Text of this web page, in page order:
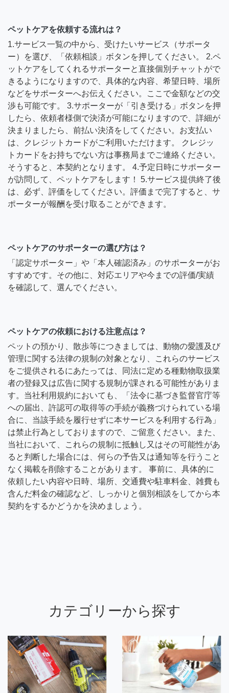
ペットケアを依頼する流れは？
1.サービス一覧の中から、受けたいサービス（サポータ
ー）を選び、「依頼相談」ボタンを押してください。 2.ペ
ットケアをしてくれるサポーターと直接個別チャットがで
きるようになりますので、具体的な内容、希望日時、場所
などをサポーターへお伝えください。ここで金額などの交
渉も可能です。 3.サポーターが「引き受ける」ボタンを押
したら、依頼者様側で決済が可能になりますので、詳細が
決まりましたら、前払い決済をしてください。お支払い
は、クレジットカードがご利用いただけます。 クレジッ
トカードをお持ちでない方は事務局までご連絡ください。
そうすると、本契約となります。 4.予定日時にサポーター
が訪問して、ペットケアをします！ 5.サービス提供終了後
は、必ず、評価をしてください。評価まで完了すると、サ
ポーターが報酬を受け取ることができます。
ペットケアのサポーターの選び方は？
「認定サポーター」や「本人確認済み」のサポーターがお
すすめです。その他に、対応エリアや今までの評価/実績
を確認して、選んでください。
ペットケアの依頼における注意点は？
ペットの預かり、散歩等につきましては、動物の愛護及び
管理に関する法律の規制の対象となり、これらのサービス
をご提供されるにあたっては、同法に定める種動物取扱業
者の登録又は広告に関する規制が課される可能性がありま
す。当社利用規約においても、「法令に基づき監督官庁等
への届出、許認可の取得等の手続が義務づけられている場
合に、当該手続を履行せずに本サービスを利用する行為」
は禁止行為としておりますので、ご留意ください。また、
当社において、これらの規制に抵触し又はその可能性があ
ると判断した場合には、何らの予告又は通知等を行うこと
なく掲載を削除することがあります。 事前に、具体的に
依頼したい内容や日時、場所、交通費や駐車料金、雑費も
含んだ料金の確認など、しっかりと個別相談をしてから本
契約をするかどうかを決めましょう。
カテゴリーから探す